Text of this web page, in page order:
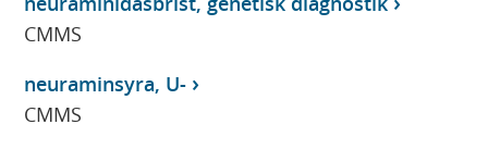
CMMS
neuraminsyra, U-
CMMS